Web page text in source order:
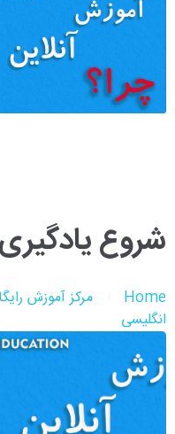
شروع
Home مرکز آموزش
انگلیسی